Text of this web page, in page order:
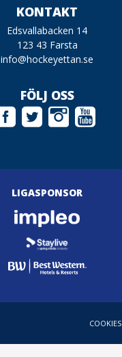
KONTAKT
Edsvallabacken 14
123 43 Farsta
info@hockeyettan.se
FÖLJ OSS
LIGASPONSOR
COOKIES